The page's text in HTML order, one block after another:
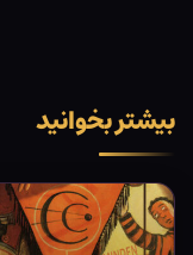
بیشتر بخوانید